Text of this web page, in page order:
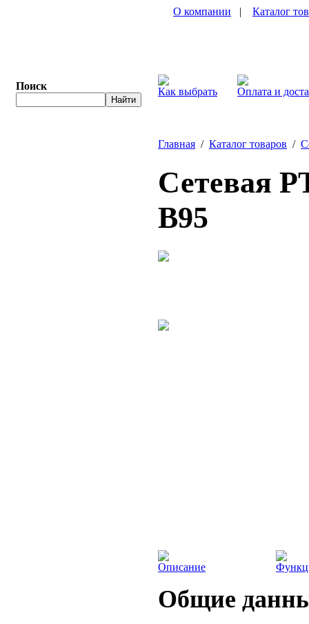
Поиск
О компании | Каталог
Как выбрать Оплата и
Главная / Каталог товаров /
Сетевая
B95
Описание
Общие